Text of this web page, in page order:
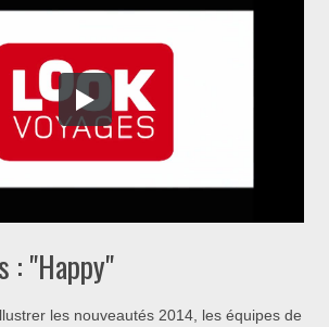
: "Happy"
les nouveautés 2014, les équipes de